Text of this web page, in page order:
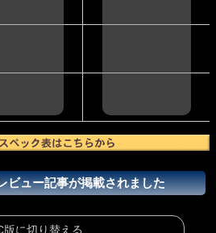
ビュー記事が掲載されました
版に切り替える